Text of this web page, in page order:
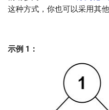
13. 机器人的运动范围
15. 二进制中 1 的个数
16. 数值的整数次方
10. 和为 k 的子数组
13. 二维子矩阵的和
14. 字符串中的变位词
2.2. 返回倒数第 k 个节点
这种方式，你也可以采用其
示例 1：